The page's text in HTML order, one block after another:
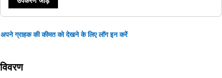
अपने ग्राहक की कीमत को देखने के लिए लॉग इन करें
विवरण